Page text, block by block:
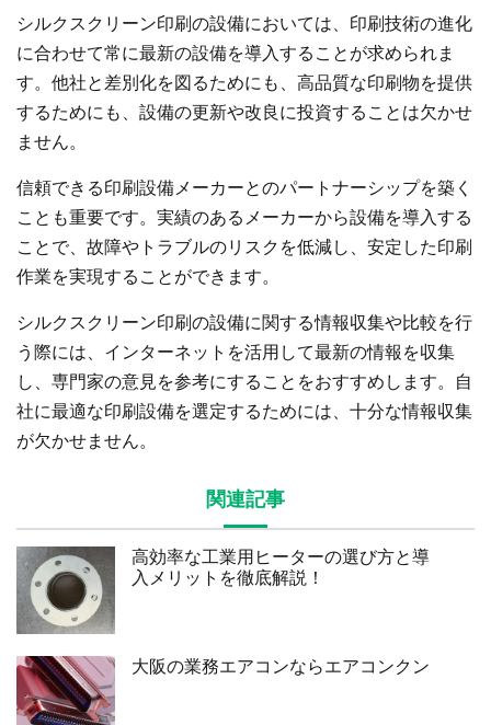
シルクスクリーン印刷の設備においては、印刷技術の進化
に合わせて常に最新の設備を導入することが求められま
す。他社と差別化を図るためにも、高品質な印刷物を提供
するためにも、設備の更新や改良に投資することは欠かせ
ません。
信頼できる印刷設備メーカーとのパートナーシップを築く
ことも重要です。実績のあるメーカーから設備を導入する
ことで、故障やトラブルのリスクを低減し、安定した印刷
作業を実現することができます。
シルクスクリーン印刷の設備に関する情報収集や比較を行
う際には、インターネットを活用して最新の情報を収集
し、専門家の意見を参考にすることをおすすめします。自
社に最適な印刷設備を選定するためには、十分な情報収集
が欠かせません。
関連記事
高効率な工業用ヒーターの選び方と導
入メリットを徹底解説！
大阪の業務エアコンならエアコンクン